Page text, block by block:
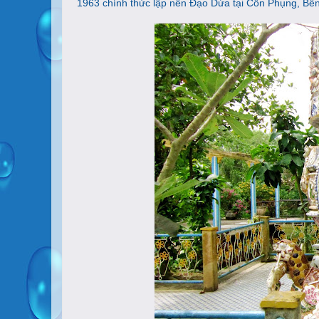
1963 chính thức lập nên Đạo Dừa tại Cồn Phụng,